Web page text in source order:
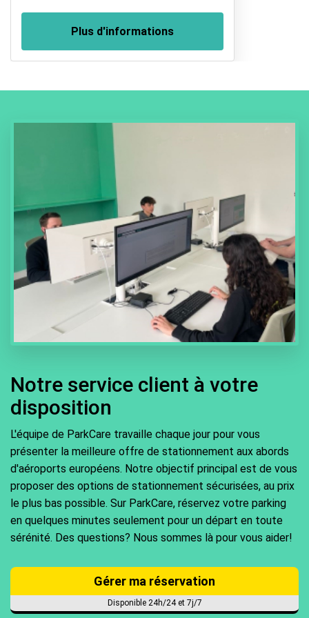
Plus d'informations
Notre service client à votre
disposition
L'équipe de ParkCare travaille chaque jour pour vous
présenter la meilleure offre de stationnement aux abords
d'aéroports européens. Notre objectif principal est de vous
proposer des options de stationnement sécurisées, au prix
le plus bas possible. Sur ParkCare, réservez votre parking
en quelques minutes seulement pour un départ en toute
sérénité. Des questions? Nous sommes là pour vous aider!
Gérer ma réservation
Disponible 24h/24 et 7j/7